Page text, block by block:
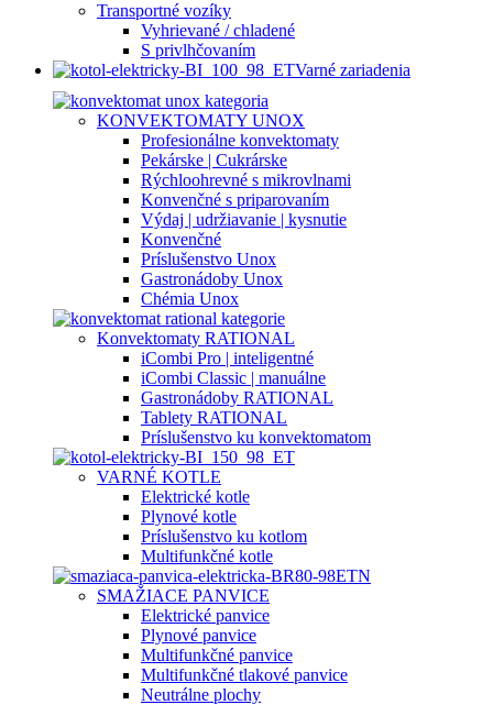
Transportné vozíky
Vyhrievané / chladené
S privlhčovaním
Varné zariadenia
KONVEKTOMATY UNOX
Profesionálne konvektomaty
Pekárske | Cukrárske
Rýchloohrevné s mikrovlnami
Konvenčné s priparovaním
Výdaj | udržiavanie | kysnutie
Konvenčné
Príslušenstvo Unox
Gastronádoby Unox
Chémia Unox
Konvektomaty RATIONAL
iCombi Pro | inteligentné
iCombi Classic | manuálne
Gastronádoby RATIONAL
Tablety RATIONAL
Príslušenstvo ku konvektomatom
VARNÉ KOTLE
Elektrické kotle
Plynové kotle
Príslušenstvo ku kotlom
Multifunkčné kotle
SMAŽIACE PANVICE
Elektrické panvice
Plynové panvice
Multifunkčné panvice
Multifunkčné tlakové panvice
Neutrálne plochy